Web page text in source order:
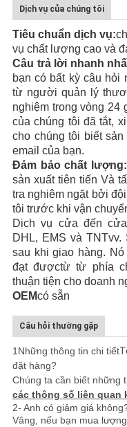
Dịch vụ của chúng tôi
Tiêu chuẩn dịch vụ:
vụ chất lượng cao và
Câu trả lời nhanh
bạn có bất kỳ câu hỏi
từ người quản lý
nghiệm trong vòng 24
của chúng tôi đã tắt,
cho chúng tôi biết sản
email của bạn.
Đảm bảo chất lượng:
sản xuất tiên tiến Và
tra nghiêm ngặt bởi
tôi trước khi vận
Dịch vụ cửa đến
DHL, EMS và TNTvv.
sau khi giao hàng.
đạt đượctừ từ phía
thuận tiện cho doanh
OEMcó sẵn
Câu hỏi thường gặp
1Những thông tin chi tiết
đặt hàng?
Chúng ta cần biết những
các thông số liên quan
2- Anh có giảm giá
Vâng, nếu bạn mua